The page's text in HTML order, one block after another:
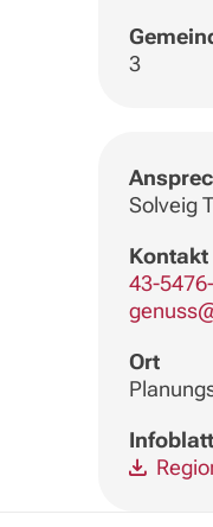
3
Solveig
Kontakt
43-
Ort
Infoblatt